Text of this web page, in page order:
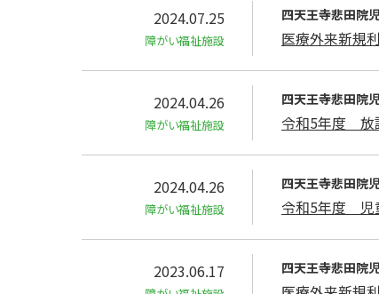
2024.07.25
障がい福祉施設
四天王寺悲⽥院
医療外来新規
2024.04.26
障がい福祉施設
四天王寺悲⽥院
令和5年度 放
2024.04.26
障がい福祉施設
四天王寺悲⽥院
令和5年度 児
2023.06.17 四天王寺悲⽥院